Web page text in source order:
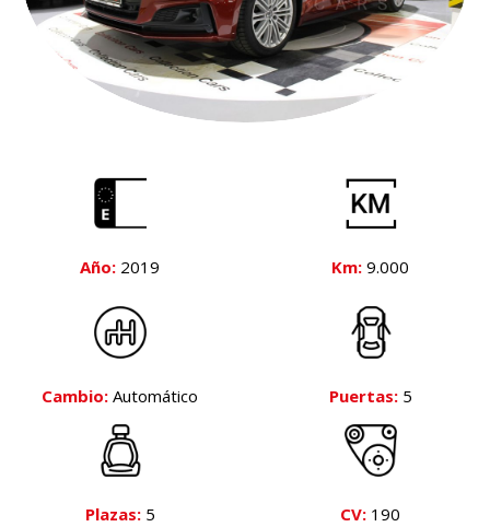
Año: 2019 Km: 9.000
Cambio: Automático Puertas:5
Plazas:5 CV: 190